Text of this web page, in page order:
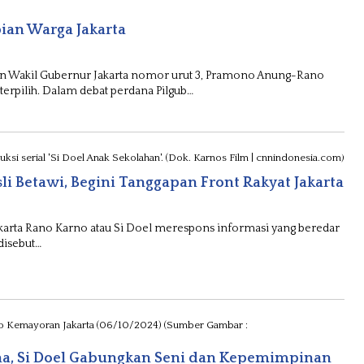
Warga Jakarta
Wakil Gubernur Jakarta nomor urut 3, Pramono Anung-Rano
Dalam debat perdana Pilgub…
Betawi, Begini Tanggapan Front Rakyat Jakarta
Rano Karno atau Si Doel merespons informasi yang beredar
Si Doel Gabungkan Seni dan Kepemimpinan